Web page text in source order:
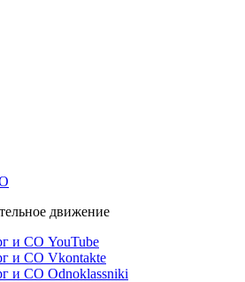
движение
и СО YouTube
и СО Vkontakte
и СО Odnoklassniki